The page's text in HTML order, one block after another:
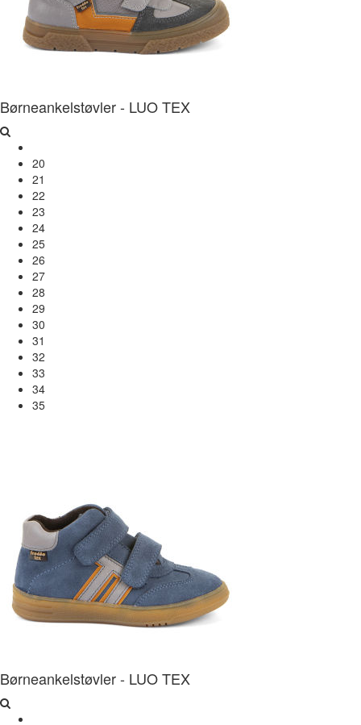
Børneankelstøvler - LUO TEX
20
21
22
23
24
25
26
27
28
29
30
31
32
33
34
35
Børneankelstøvler - LUO TEX